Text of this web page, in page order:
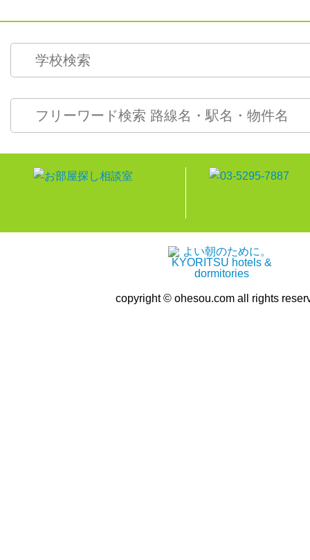
copyright © ohesou.com all rights